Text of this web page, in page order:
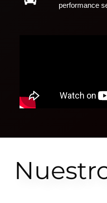
performance